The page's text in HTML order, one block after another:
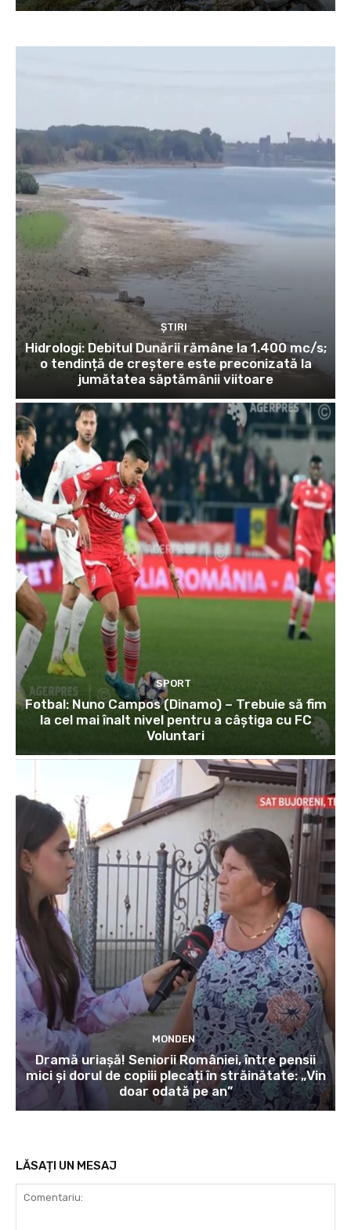
ȘTIRI
Hidrologi: Debitul Dunării rămâne la 1.400 mc/s;
o tendință de creștere este preconizată la
jumătatea săptămânii viitoare
SPORT
Fotbal: Nuno Campos (Dinamo) – Trebuie să fim
la cel mai înalt nivel pentru a câștiga cu FC
Voluntari
MONDEN
Dramă uriașă! Seniorii României, între pensii
mici și dorul de copiii plecați în străinătate: „Vin
doar odată pe an”
LĂSAȚI UN MESAJ